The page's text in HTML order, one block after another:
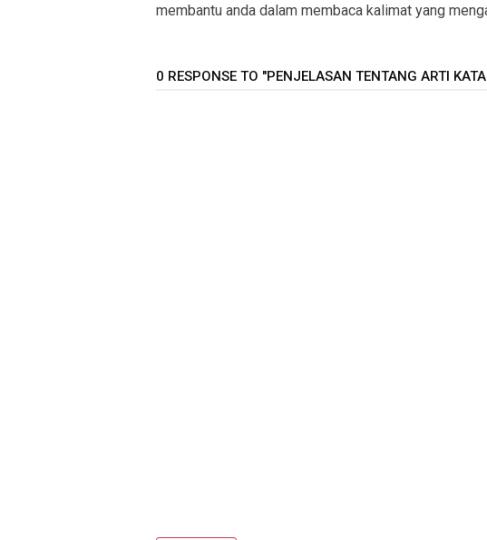
membantu anda dalam membaca kalimat yang
0 RESPONSE TO "PENJELASAN TENTANG ARTI